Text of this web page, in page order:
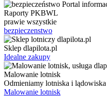
Raporty PKBWL
prawie wszystkie
bezpieczenstwo
Sklep dlapilota.pl
Idealne zakupy
Malowanie lotnisk
Odmieniamy lotniska i
Malowanie lotnisk